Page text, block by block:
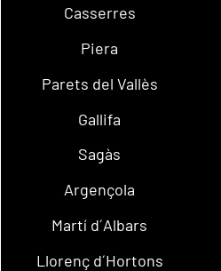
Casserres
Piera
Parets del Vallès
Gallifa
Sagàs
Argençola
Martí d´Albars
Llorenç d´Hortons